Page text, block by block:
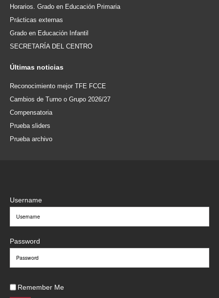
Horarios. Grado en Educación Primaria
Prácticas externas
Grado en Educación Infantil
SECRETARÍA DEL CENTRO
Últimas noticias
Reconocimiento mejor TFE FCCE
Cambios de Turno o Grupo 2026/27
Compensatoria
Prueba sliders
Prueba archivo
Username
Password
Remember Me